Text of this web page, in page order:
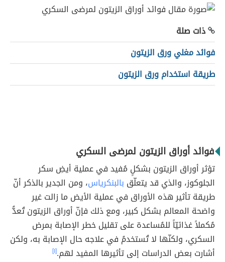
ذات صلة
فوائد مغلي ورق الزيتون
طريقة استخدام ورق الزيتون
فوائد أوراق الزيتون لمرضى السكري
تؤثر أوراق الزيتون بشكلٍ مُفيد في عملية أيضِ سكر
الجلوكوز، والذي قد يتعلّق بالبنكرياس، ومن الجدير بالذكر أنّ
طريقة تأثير هذه الأوراق في عملية الأيض ما زالت غير
واضحة المعالم بشكل كبير، ومع ذلك فإنّ أوراق الزيتون تُعدُّ
مُكملاً غذائيّاً للمُساعدة على تقليل خطر الإصابة بمرض
السكري، ولكنّها لا تُستخدمُ في علاجه حال الإصابة به، ولكن
أشارت بعض الدراسات إلى تأثيرها المفيد لهم.[١]